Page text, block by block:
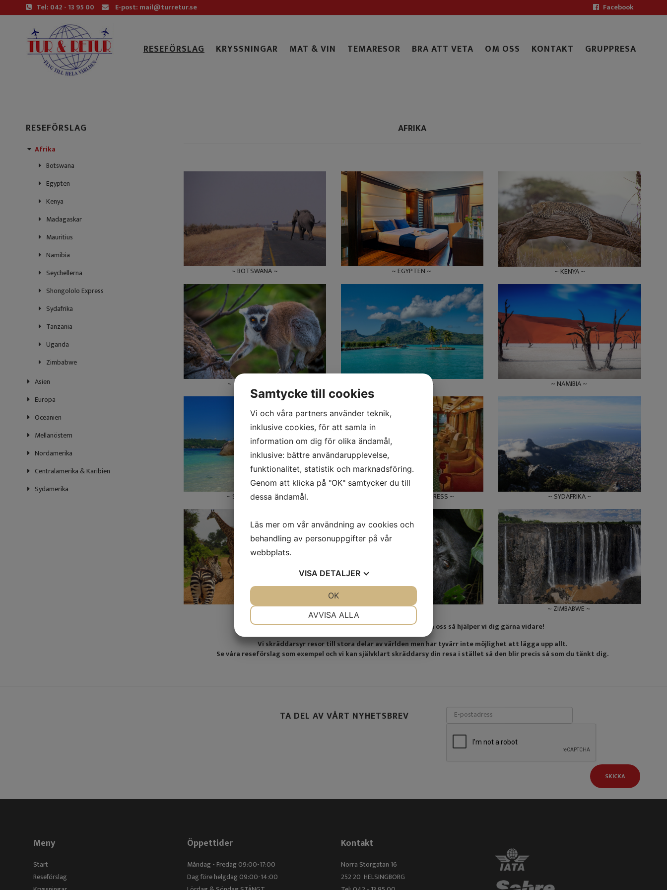
Tel: 042 - 13 95 00 E-post: mail@turretur.se Facebook
RESEFÖRSLAG KRYSSNINGAR MAT & VIN TEMARESOR BRA ATT VETA OM OSS KONTAKT GRUPPRESA
RESEFÖRSLAG
Afrika
Botswana
Egypten
Kenya
Madagaskar
Mauritius
Namibia
Seychellerna
Shongololo Express
Sydafrika
Tanzania
Uganda
Zimbabwe
Asien
Europa
Oceanien
Mellanöstern
Nordamerika
Centralamerika & Karibien
Sydamerika
AFRIKA
~ BOTSWANA ~ ~ EGYPTEN ~ ~ KENYA ~
~ MADAGASKAR ~ ~ MAURITIUS ~ ~ NAMIBIA ~
~ SEYCHELLERNA ~ ~ SHONGOLOLO EXPRESS ~ ~ SYDAFRIKA ~
~ TANZANIA ~ ~ UGANDA ~
~ ZIMBABWE ~
Hittar du inte det du söker? Vänligen kontakta oss så hjälper vi dig gärna vidare!
Vi skräddarsyr resor till stora delar av världen men har tyvärr inte möjlighet att lägga upp allt.
Se våra reseförslag som exempel och vi kan självklart skräddarsy din resa i stället så den blir precis så som du tänkt dig.
TA DEL AV VÅRT NYHETSBREV
SKICKA
Meny
Start
Reseförslag
Öppettider
Måndag - Fredag 09:00-17:00
Dag före helgdag 09:00-14:00
Kontakt
Norra Storgatan 16
252 20 HELSINGBORG
Samtycke till cookies
Vi och våra partners använder teknik,
inklusive cookies, för att samla in
information om dig för olika ändamål,
inklusive: bättre användarupplevelse,
funktionalitet, statistik och marknadsföring.
Genom att klicka på "OK" samtycker du till
dessa ändamål.
Läs mer om vår användning av cookies och
behandling av personuppgifter på vår
webbplats.
VISA DETALJER
MARKNADSFÖRING STATISTIK
AVVISA ALLA
OK